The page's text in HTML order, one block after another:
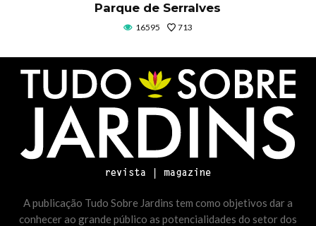
Parque de Serralves
16595 713
A publicação Tudo Sobre Jardins tem como objetivos dar a
conhecer ao grande público as potencialidades do setor dos